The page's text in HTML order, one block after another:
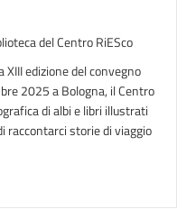
del Centro RiESco
XIII edizione del convegno
2025 a Bologna, il Centro
di albi e libri illustrati
raccontarci storie di viaggio